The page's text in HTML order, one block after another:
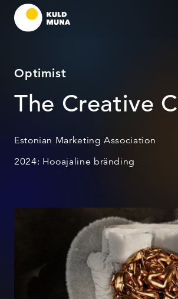
Optimist
The Creative
Estonian Marketing Association
2024: Hooajaline bränding